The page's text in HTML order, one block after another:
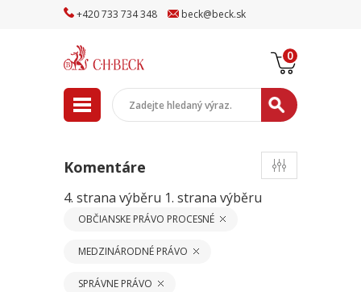
+420733 734348 beck@beck.sk
0
Komentáre
4. strana výběru 1. strana výběru
OBČIANSKE PRÁVO PROCESNÉ
MEDZINÁRODNÉ PRÁVO
SPRÁVNE PRÁVO